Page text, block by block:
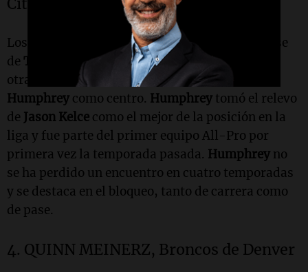
City
Los
estuvieron dispuestos a desprenderse
de Thuney
en parte porque eran fuertes en las
otras posiciones interiores, encabezado por
Humphrey como centro. Humphrey tomó el relevo
de Jason Kelce como el mejor de la posición en la
liga y fue parte del primer equipo All-Pro por
primera vez la temporada pasada. Humphrey no
se ha perdido un encuentro en cuatro temporadas
y se destaca en el bloqueo, tanto de carrera como
de pase.
4. QUINN MEINERZ, Broncos de Denver